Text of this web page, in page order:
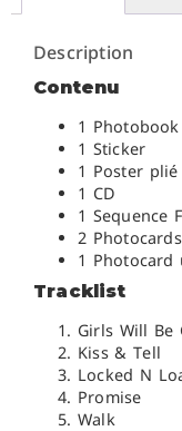
Description
Contenu
1
1 Sticker
1 Poster plié
1 CD
1 Sequence
2
1 Photocard
Tracklist
Girls Will Be
Kiss & Tell
Locked N
Promise
Walk